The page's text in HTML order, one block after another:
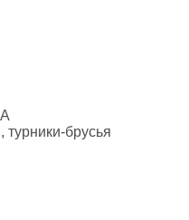
брусья